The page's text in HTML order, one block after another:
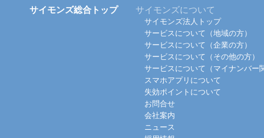
サイモンズ総合トップ サイモンズについて
サイモンズ法人トップ
サービスについて（地域の方）
サービスについて（企業の方）
サービスについて（その他の方）
サービスについて（マイナンバー
スマホアプリについて
失効ポイントについて
お問合せ
会社案内
ニュース